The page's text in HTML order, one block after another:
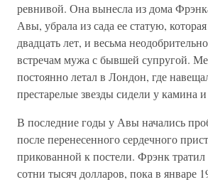
ревнивой. Она вынесла из дома
Авы, убрала из сада ее статую,
двадцать лет, и весьма
встречам мужа с бывшей супругой.
постоянно летал в Лондон, где
престарелые звезды сидели у камина
В последние годы у Авы начались
после перенесенного сердечного
прикованной к постели. Фрэнк тратил
сотни тысяч долларов, пока в январе